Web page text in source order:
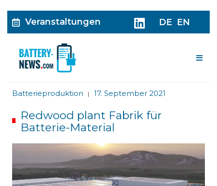
Veranstaltungen DE EN
Batterieproduktion | 17. September 2021
Redwood plant Fabrik für
Batterie-Material